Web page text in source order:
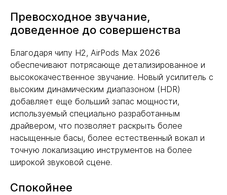
Превосходное звучание,
доведенное до совершенства
Благодаря чипу H2, AirPods Max 2026
обеспечивают потрясающе детализированное и
высококачественное звучание. Новый усилитель с
высоким динамическим диапазоном (HDR)
добавляет еще больший запас мощности,
используемый специально разработанным
драйвером, что позволяет раскрыть более
насыщенные басы, более естественный вокал и
точную локализацию инструментов на более
широкой звуковой сцене.
Спокойнее